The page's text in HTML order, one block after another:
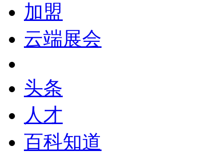
加盟
云端展会
头条
人才
百科知道